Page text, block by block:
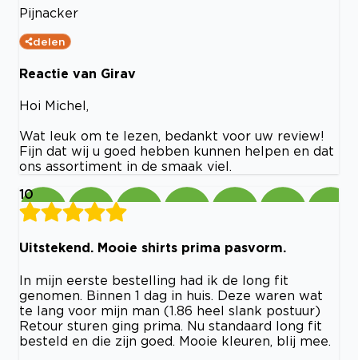
Pijnacker
delen
Reactie van Girav
Hoi Michel,
Wat leuk om te lezen, bedankt voor uw review!
Fijn dat wij u goed hebben kunnen helpen en dat
ons assortiment in de smaak viel.
10
Uitstekend. Mooie shirts prima pasvorm.
In mijn eerste bestelling had ik de long fit
genomen. Binnen 1 dag in huis. Deze waren wat
te lang voor mijn man (1.86 heel slank postuur)
Retour sturen ging prima. Nu standaard long fit
besteld en die zijn goed. Mooie kleuren, blij mee.